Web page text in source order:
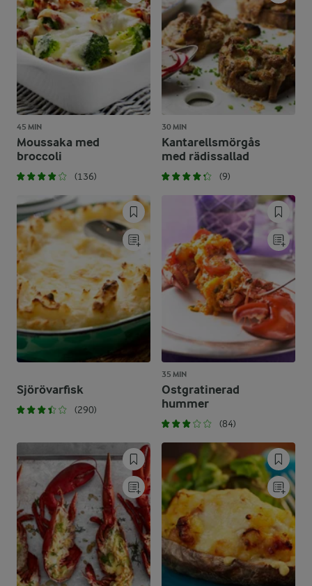
45 MIN
Moussaka med
broccoli
(136)
30 MIN
Kantarellsmörgås
med rädissallad
(9)
Sjörövarfisk
(290)
35 MIN
Ostgratinerad
hummer
(84)